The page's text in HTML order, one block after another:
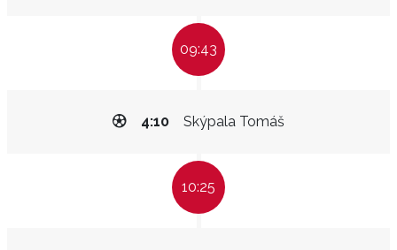
09:43
Skýpala Tomáš
4:10
10:25